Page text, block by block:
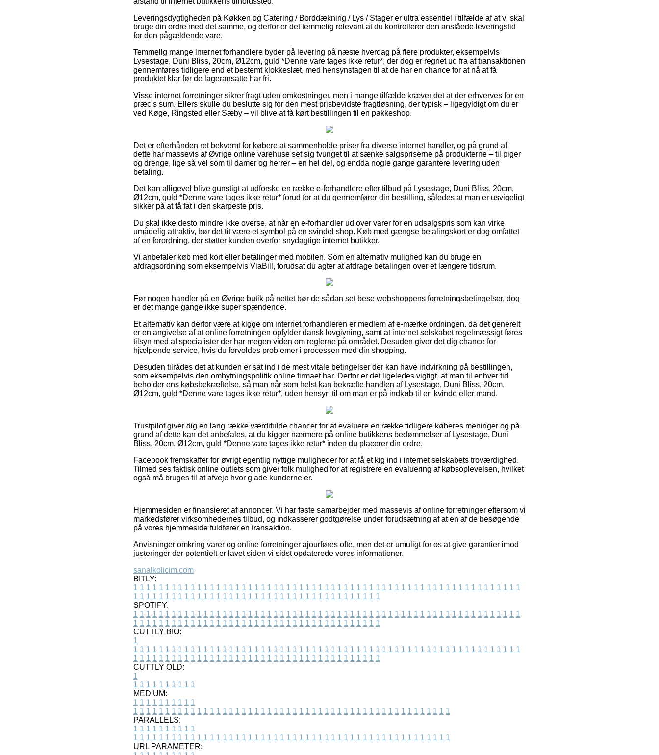
Leveringsdygtigheden på Køkken og Catering / Borddækning / Lys / Stager er ultra essentiel i tilfælde af at vi skal
bruge din ordre med det samme, og derfor er det temmelig relevant at du kontrollerer den anslåede leveringstid
for den pågældende vare.
Temmelig mange internet forhandlere byder på levering på næste hverdag på flere produkter, eksempelvis
Lysestage, Duni Bliss, 20cm, Ø12cm, guld *Denne vare tages ikke retur*, der dog er regnet ud fra at transaktionen
gennemføres tidligere end et bestemt klokkeslæt, med hensynstagen til at de har en chance for at nå at få
produktet klar før de lageransatte har fri.
Visse internet forretninger sikrer fragt uden omkostninger, men i mange tilfælde kræver det at der erhverves for en
præcis sum. Ellers skulle du beslutte sig for den mest prisbevidste fragtløsning, der typisk – ligegyldigt om du er
ved Køge, Ringsted eller Sæby – vil blive at få kørt bestillingen til en pakkeshop.
Det er efterhånden ret bekvemt for købere at sammenholde priser fra diverse internet handler, og på grund af
dette har massevis af Øvrige online varehuse set sig tvunget til at sænke salgspriserne på produkterne – til piger
og drenge, lige så vel som til damer og herrer – en hel del, og endda nogle gange garantere levering uden
betaling.
Det kan alligevel blive gunstigt at udforske en række e-forhandlere efter tilbud på Lysestage, Duni Bliss, 20cm,
Ø12cm, guld *Denne vare tages ikke retur* forud for at du gennemfører din bestilling, således at man er usvigeligt
sikker på at få fat i den skarpeste pris.
Du skal ikke desto mindre ikke overse, at når en e-forhandler udlover varer for en udsalgspris som kan virke
umådelig attraktiv, bør det tit være et symbol på en svindel shop. Køb med gængse betalingskort er dog omfattet
af en forordning, der støtter kunden overfor snydagtige internet butikker.
Vi anbefaler køb med kort eller betalinger med mobilen. Som en alternativ mulighed kan du bruge en
afdragsordning som eksempelvis ViaBill, forudsat du agter at afdrage betalingen over et længere tidsrum.
Før nogen handler på en Øvrige butik på nettet bør de sådan set bese webshoppens forretningsbetingelser, dog
er det mange gange ikke super spændende.
Et alternativ kan derfor være at kigge om internet forhandleren er medlem af e-mærke ordningen, da det generelt
er en angivelse af at online forretningen opfylder dansk lovgivning, samt at internet selskabet regelmæssigt føres
tilsyn med af specialister der har megen viden om reglerne på området. Desuden giver det dig chance for
hjælpende service, hvis du forvoldes problemer i processen med din shopping.
Desuden tilrådes det at kunden er sat ind i de mest vitale betingelser der kan have indvirkning på bestillingen,
som eksempelvis den ombytningspolitik online firmaet har. Derfor er det ligeledes vigtigt, at man til enhver tid
beholder ens købsbekræftelse, så man når som helst kan bekræfte handlen af Lysestage, Duni Bliss, 20cm,
Ø12cm, guld *Denne vare tages ikke retur*, uden hensyn til om man er på indkøb til en kvinde eller mand.
Trustpilot giver dig en lang række værdifulde chancer for at evaluere en række tidligere køberes meninger og på
grund af dette kan det anbefales, at du kigger nærmere på online butikkens bedømmelser af Lysestage, Duni
Bliss, 20cm, Ø12cm, guld *Denne vare tages ikke retur* inden du placerer din ordre.
Facebook fremskaffer for øvrigt egentlig nyttige muligheder for at få et kig ind i internet selskabets troværdighed.
Tilmed ses faktisk online outlets som giver folk mulighed for at registrere en evaluering af købsoplevelsen, hvilket
også må bruges til at afveje hvor glade kunderne er.
Hjemmesiden er finansieret af annoncer. Vi har faste samarbejder med massevis af online forretninger eftersom vi
markedsfører virksomhedernes tilbud, og indkasserer godtgørelse under forudsætning af at en af de besøgende
på vores hjemmeside fuldfører en transaktion.
Anvisninger omkring varer og online forretninger ajourføres ofte, men det er umuligt for os at give garantier imod
justeringer der potentielt er lavet siden vi sidst opdaterede vores informationer.
sanalkolicim.com
BITLY:
1 1 1 1 1 1 1 1 1 1 1 1 1 1 1 1 1 1 1 1 1 1 1 1 1 1 1 1 1 1 1 1 1 1 1 1 1 1 1 1 1 1 1 1 1 1 1 1 1 1 1 1 1 1 1 1 1 1 1 1 1
1 1 1 1 1 1 1 1 1 1 1 1 1 1 1 1 1 1 1 1 1 1 1 1 1 1 1 1 1 1 1 1 1 1 1 1 1 1 1
SPOTIFY:
1 1 1 1 1 1 1 1 1 1 1 1 1 1 1 1 1 1 1 1 1 1 1 1 1 1 1 1 1 1 1 1 1 1 1 1 1 1 1 1 1 1 1 1 1 1 1 1 1 1 1 1 1 1 1 1 1 1 1 1 1
1 1 1 1 1 1 1 1 1 1 1 1 1 1 1 1 1 1 1 1 1 1 1 1 1 1 1 1 1 1 1 1 1 1 1 1 1 1 1
CUTTLY BIO:
1
1 1 1 1 1 1 1 1 1 1 1 1 1 1 1 1 1 1 1 1 1 1 1 1 1 1 1 1 1 1 1 1 1 1 1 1 1 1 1 1 1 1 1 1 1 1 1 1 1 1 1 1 1 1 1 1 1 1 1 1 1
1 1 1 1 1 1 1 1 1 1 1 1 1 1 1 1 1 1 1 1 1 1 1 1 1 1 1 1 1 1 1 1 1 1 1 1 1 1 1
CUTTLY OLD:
1
1 1 1 1 1 1 1 1 1 1
MEDIUM:
1 1 1 1 1 1 1 1 1 1
1 1 1 1 1 1 1 1 1 1 1 1 1 1 1 1 1 1 1 1 1 1 1 1 1 1 1 1 1 1 1 1 1 1 1 1 1 1 1 1 1 1 1 1 1 1 1 1 1 1
PARALLELS:
1 1 1 1 1 1 1 1 1 1
1 1 1 1 1 1 1 1 1 1 1 1 1 1 1 1 1 1 1 1 1 1 1 1 1 1 1 1 1 1 1 1 1 1 1 1 1 1 1 1 1 1 1 1 1 1 1 1 1 1
URL PARAMETER: